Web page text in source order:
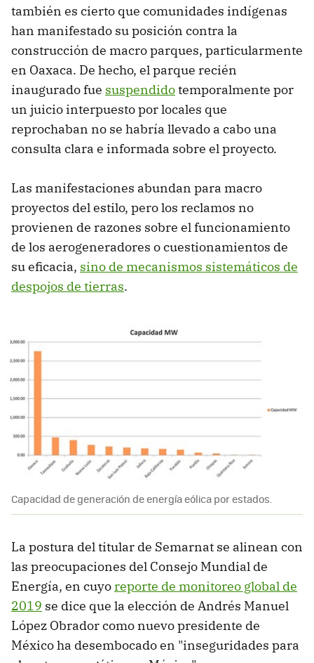
también es cierto que comunidades indígenas
han manifestado su posición contra la
construcción de macro parques, particularmente
en Oaxaca. De hecho, el parque recién
inaugurado fue suspendidotemporalmente por
un juicio interpuesto por locales que
reprochaban no se habría llevado a cabo una
consulta clara e informada sobre el proyecto.
Las manifestaciones abundan para macro
proyectos del estilo, pero los reclamos no
provienen de razones sobre el funcionamiento
de los aerogeneradores o cuestionamientos de
su eficacia, sino de mecanismos sistemáticos de
despojos de tierras.
Capacidad de generación de energía eólica por estados.
La postura del titular de Semarnat se alinean con
las preocupaciones del Consejo Mundial de
Energía, en cuyoreporte de monitoreo global de
2019 se dice que la elección de Andrés Manuel
López Obrador como nuevo presidente de
México ha desembocado en "inseguridades para